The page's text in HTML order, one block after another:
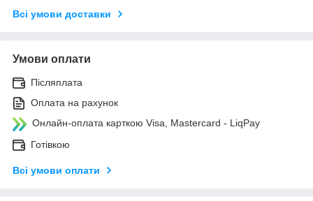
Всі умови доставки
Умови оплати
Післяплата
Оплата на рахунок
Онлайн-оплата карткою Visa, Mastercard - LiqPay
Готівкою
Всі умови оплати